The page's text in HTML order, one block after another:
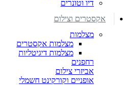
דיו וטונרים
אקסטרים וצילום
מצלמות
מצלמות אקסטרים
מצלמות דיגיטליות
רחפנים
אביזרי צילום
אופניים וקורקינט חשמלי